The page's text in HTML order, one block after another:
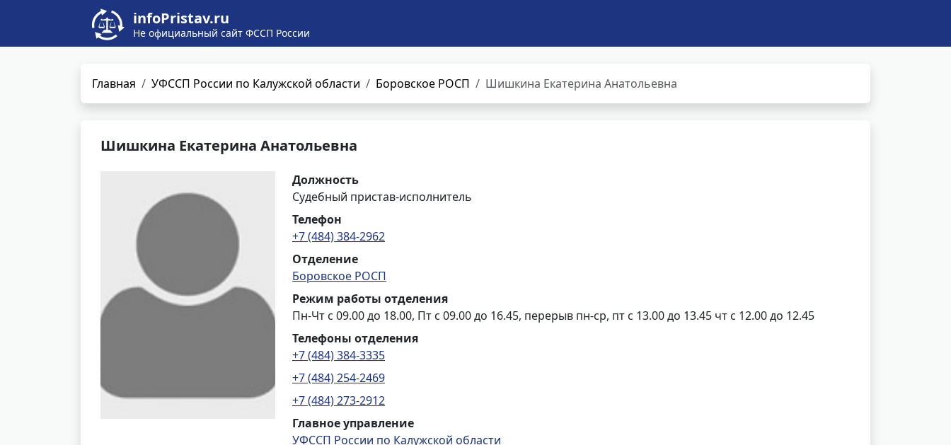
infoPristav.ru
Не официальный сайт ФССП России
Главная УФССП России по Калужской области Боровское РОСП Шишкина Екатерина Анатольевна
Шишкина Екатерина Анатольевна
Должность
Судебный пристав-исполнитель
Телефон
+7 (484) 384-2962
Отделение
Боровское РОСП
Режим работы отделения
Пн-Чт с 09.00 до 18.00, Пт с 09.00 до 16.45, перерыв пн-ср, пт с 13.00 до 13.45 чт с 12.00 до 12.45
Телефоны отделения
+7 (484) 384-3335
+7 (484) 254-2469
+7 (484) 273-2912
Главное управление
УФССП России по Калужской области